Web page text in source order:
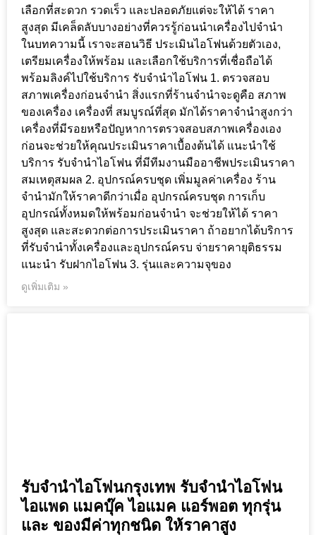
เลือกที่สะดวก รวดเร็ว และปลอดภัยแต่จะให้ได้ ราคา
สูงสุด มีเคล็ดลับบางอย่างที่ควรรู้ก่อนนำเครื่องไปจำนำ
ในบทความนี้ เราจะสอนวิธี ประเมินไอโฟนด้วยตัวเอง,
เตรียมเครื่องให้พร้อม และเลือกใช้บริการที่เชื่อถือได้
พร้อมลิงค์ไปใช้บริการ รับจำนำไอโฟน 1. ตรวจสอบ
สภาพเครื่องก่อนจำนำ สิ่งแรกที่ร้านจำนำจะดูคือ สภาพ
ของเครื่อง เครื่องที่ สมบูรณ์ที่สุด มักได้ราคาจำนำสูงกว่า
เครื่องที่มีรอยหรือปัญหาการตรวจสอบสภาพเครื่องเอง
ก่อนจะช่วยให้คุณประเมินราคาเบื้องต้นได้ แนะนำใช้
บริการ รับจำนำไอโฟน ที่มีทีมงานมืออาชีพประเมินราคา
สมเหตุสมผล 2. อุปกรณ์ครบชุด เพิ่มมูลค่าเครื่อง ร้าน
จำนำมักให้ราคาดีกว่าเมื่อ อุปกรณ์ครบชุด การเก็บ
อุปกรณ์ทั้งหมดให้พร้อมก่อนจำนำ จะช่วยให้ได้ ราคา
สูงสุด และสะดวกต่อการประเมินราคา ถ้าอยากได้บริการ
ที่รับจำนำทั้งเครื่องและอุปกรณ์ครบ จ่ายราคายุติธรรม
แนะนำ รับฝากไอโฟน 3. รุ่นและความจุของ
ดูเพิ่มเติม »
รับจำนำไอโฟนกรุงเทพ รับจำนำไอโฟน
ไอแพด แมคบุ๊ค ไอแมค แอร์พอต ทุกรุ่น
และ ของมีค่าทุกชนิด ให้ราคาสูง